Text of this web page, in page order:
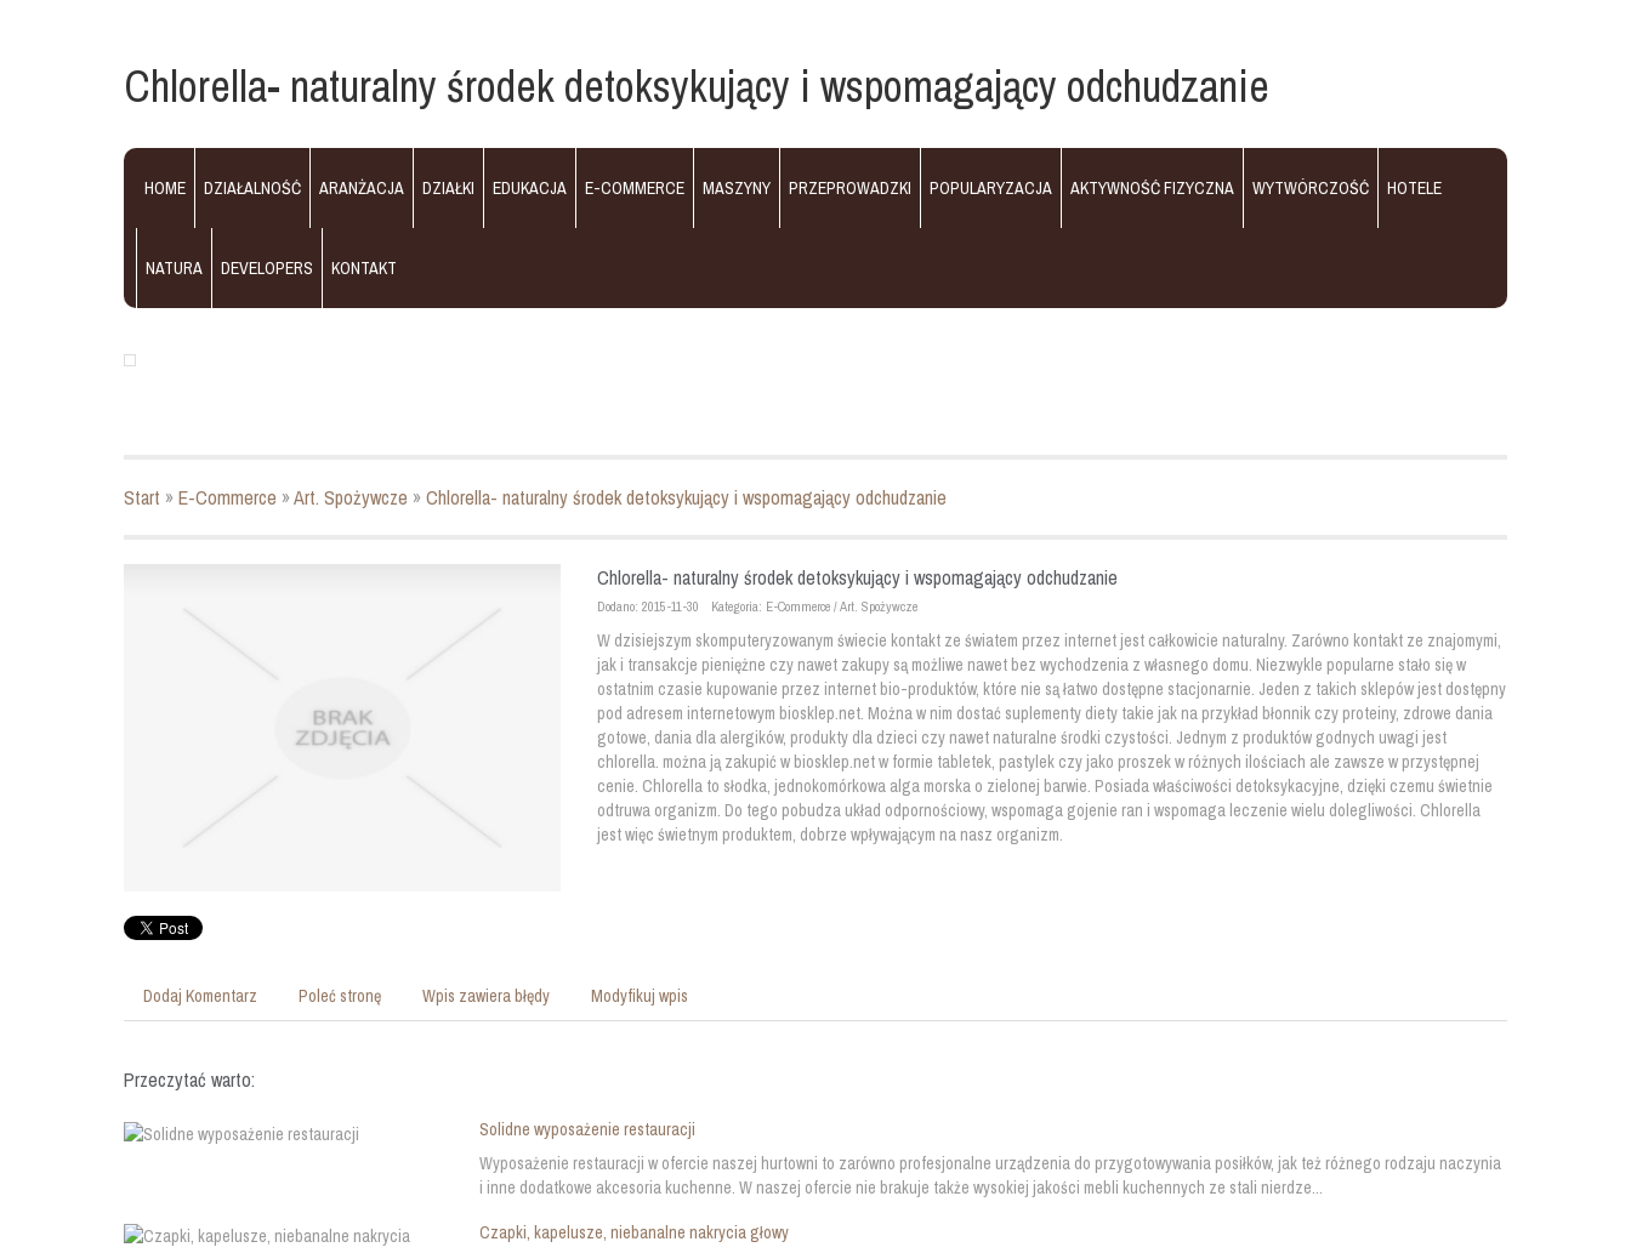
Chlorella- naturalny środek detoksykujący i wspomagający odchudzanie
HOME DZIAŁALNOŚĆ ARANŻACJA DZIAŁKI EDUKACJA E-COMMERCE MASZYNY PRZEPROWADZKI POPULARYZACJA AKTYWNOŚĆ FIZYCZNA WYTWÓRCZOŚĆ HOTELE
NATURA DEVELOPERS KONTAKT
Start »E-Commerce »Art. Spożywcze »Chlorella- naturalny środek detoksykujący i wspomagający odchudzanie
Chlorella- naturalny środek detoksykujący i wspomagający odchudzanie
Dodano: 2015-11-30 Kategoria: E-Commerce / Art. Spożywcze
W dzisiejszym skomputeryzowanym świecie kontakt ze światem przez internet jest całkowicie naturalny. Zarówno kontakt ze znajomymi,
jak i transakcje pieniężne czy nawet zakupy są możliwe nawet bez wychodzenia z własnego domu. Niezwykle popularne stało się w
ostatnim czasie kupowanie przez internet bio-produktów, które nie są łatwo dostępne stacjonarnie. Jeden z takich sklepów jest dostępny
pod adresem internetowym biosklep.net. Można w nim dostać suplementy diety takie jak na przykład błonnik czy proteiny, zdrowe dania
gotowe, dania dla alergików, produkty dla dzieci czy nawet naturalne środki czystości. Jednym z produktów godnych uwagi jest
chlorella. można ją zakupić w biosklep.net w formie tabletek, pastylek czy jako proszek w różnych ilościach ale zawsze w przystępnej
cenie. Chlorella to słodka, jednokomórkowa alga morska o zielonej barwie. Posiada właściwości detoksykacyjne, dzięki czemu świetnie
odtruwa organizm. Do tego pobudza układ odpornościowy, wspomaga gojenie ran i wspomaga leczenie wielu dolegliwości. Chlorella
jest więc świetnym produktem, dobrze wpływającym na nasz organizm.
Dodaj Komentarz Poleć stronę Wpis zawiera błędy Modyfikuj wpis
Przeczytać warto:
Solidne wyposażenie restauracji
Wyposażenie restauracji w ofercie naszej hurtowni to zarówno profesjonalne urządzenia do przygotowywania posiłków, jak też różnego rodzaju naczynia
i inne dodatkowe akcesoria kuchenne. W naszej ofercie nie brakuje także wysokiej jakości mebli kuchennych ze stali nierdze...
Czapki, kapelusze, niebanalne nakrycia głowy